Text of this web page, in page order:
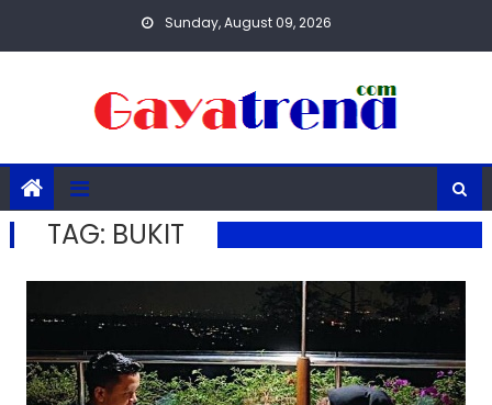
Sunday, August 09, 2026
TAG: BUKIT